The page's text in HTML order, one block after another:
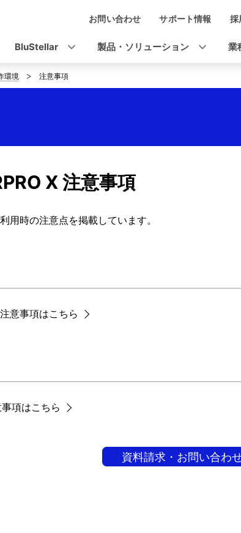
ゲ
ー
お問い合わせ サポート情報 採
BluStellar 製品・ソリューション 業
環境 注意事項
X 注意事項
用時の注意点を掲載しています。
意事項はこちら
項はこちら
資料請求・お問い合わ